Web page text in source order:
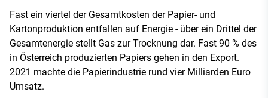
Fast ein viertel der Gesamtkosten der Papier- und
Kartonproduktion entfallen auf Energie - über ein Drittel der
Gesamtenergie stellt Gas zur Trocknung dar. Fast 90 % des
in Österreich produzierten Papiers gehen in den Export.
2021 machte die Papierindustrie rund vier Milliarden Euro
Umsatz.